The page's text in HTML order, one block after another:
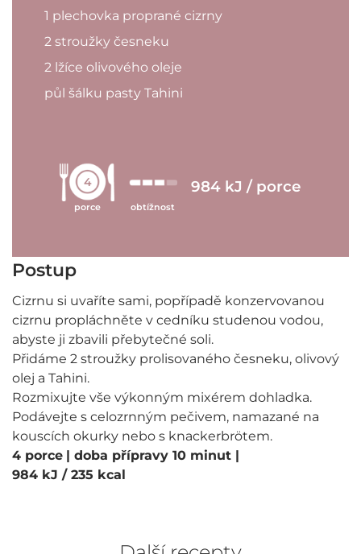
1 plechovka proprané cizrny
2 stroužky česneku
2 lžíce olivového oleje
půl šálku pasty Tahini
4
porce obtížnost
984 kJ / porce
Postup
Cizrnu si uvaříte sami, popřípadě konzervovanou
cizrnu propláchněte v cedníku studenou vodou,
abyste ji zbavili přebytečné soli.
Přidáme 2 stroužky prolisovaného česneku, olivový
olej a Tahini.
Rozmixujte vše výkonným mixérem dohladka.
Podávejte s celozrnným pečivem, namazané na
kouscích okurky nebo s knackerbrötem.
4 porce | doba přípravy 10 minut |
984 kJ / 235 kcal